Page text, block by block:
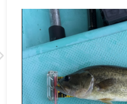
シマノ24ヴァンフォード！自重155g
量！ストラディックとの違いも解説！
2025年1